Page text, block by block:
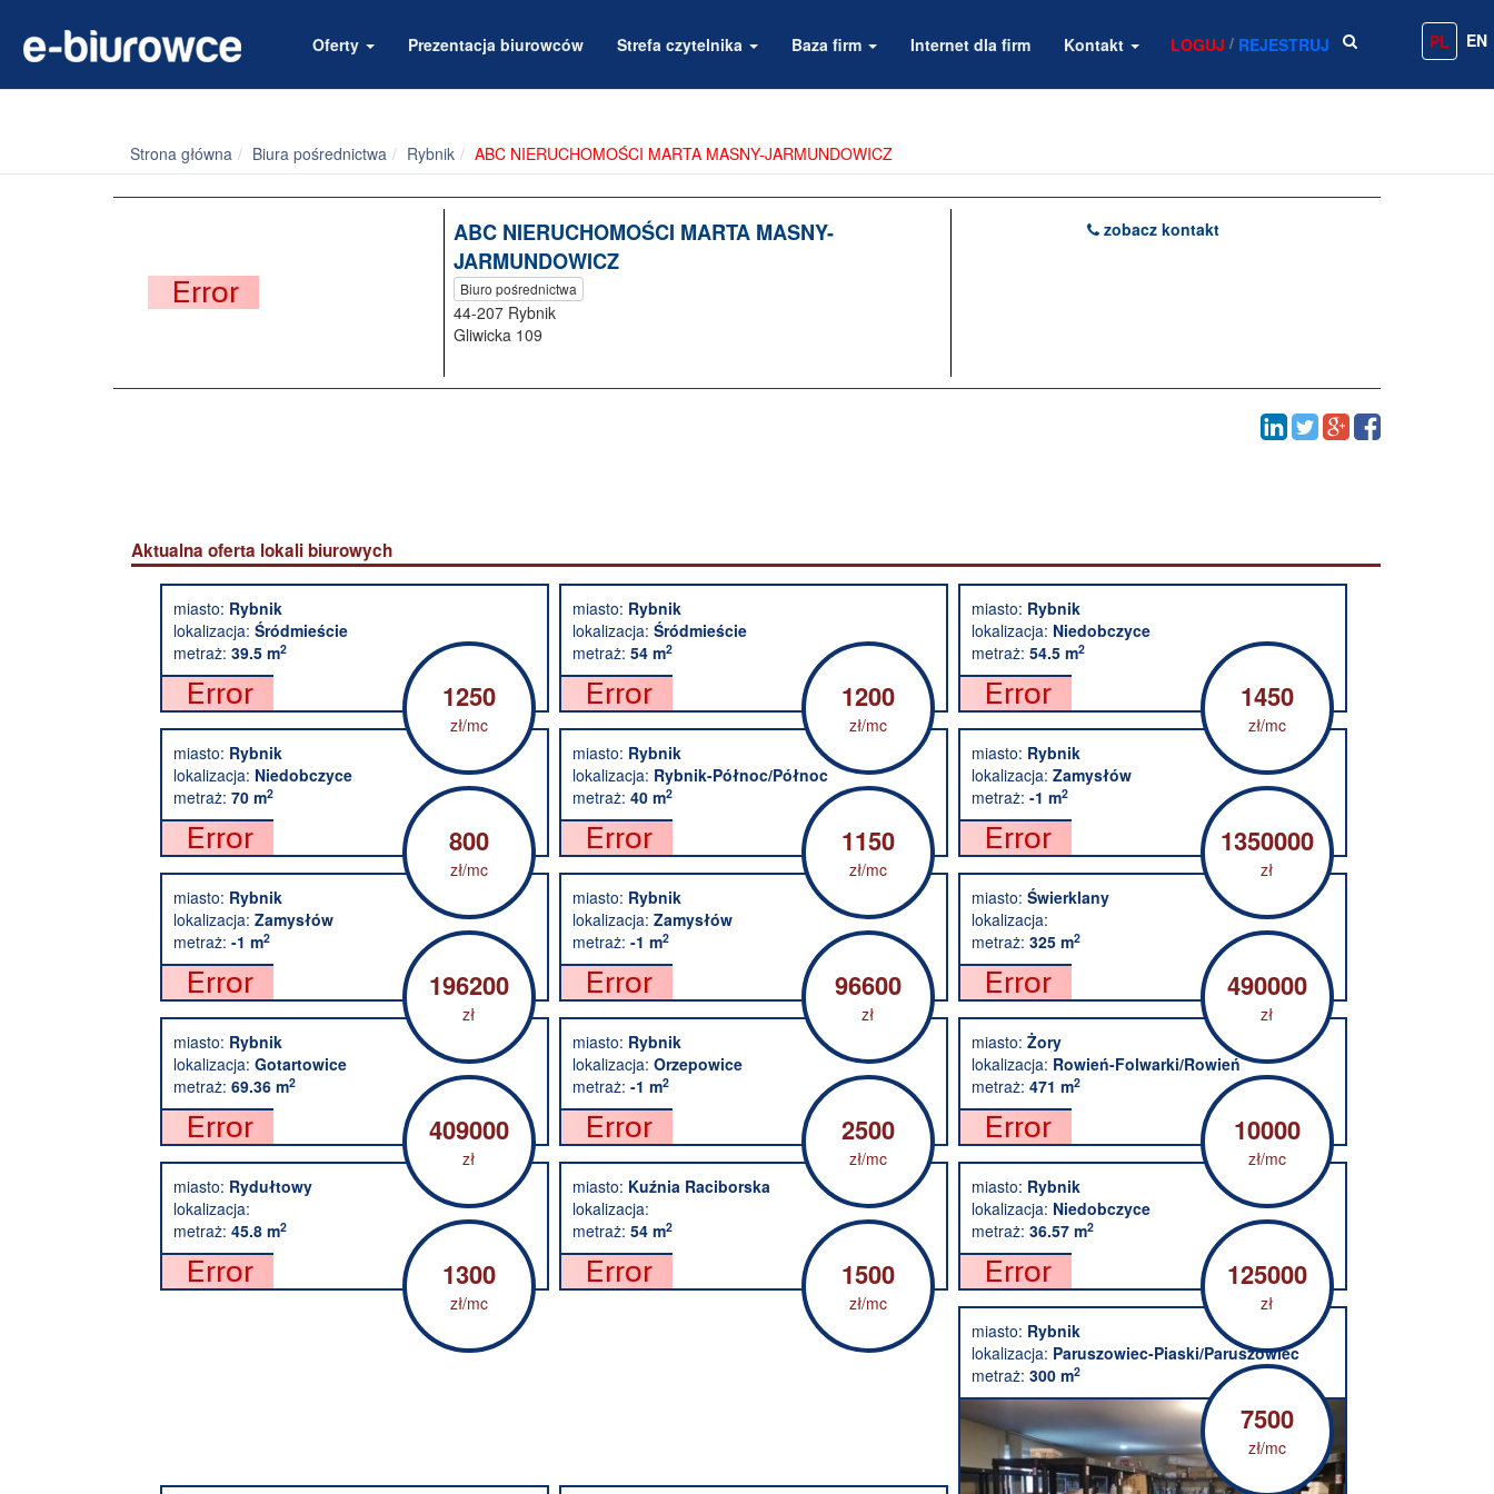
Oferty Prezentacja biurowców Strefa czytelnika Baza firm Internet dla firm Kontakt LOGUJ / REJESTRUJ PL EN
Strona główna Biura pośrednictwa Rybnik ABC NIERUCHOMOŚCI MARTA MASNY-JARMUNDOWICZ
ABC NIERUCHOMOŚCI MARTA MASNY-
JARMUNDOWICZ
Biuro pośrednictwa
44-207 Rybnik
Gliwicka 109
zobacz kontakt
Aktualna oferta lokali biurowych
miasto: Rybnik
lokalizacja: Śródmieście
metraż: 39.5 m2
1250
zł/mc
miasto: Rybnik
lokalizacja: Śródmieście
metraż: 54 m2
1200
zł/mc
miasto: Rybnik
lokalizacja: Niedobczyce
metraż: 54.5 m2
1450
zł/mc
miasto: Rybnik
lokalizacja: Niedobczyce
metraż: 70 m2
800
zł/mc
miasto: Rybnik
lokalizacja: Rybnik-Północ/Północ
metraż: 40 m2
1150
zł/mc
miasto: Rybnik
lokalizacja: Zamysłów
metraż: -1 m2
1350000
zł
miasto: Rybnik
lokalizacja: Zamysłów
metraż: -1 m2
196200
zł
miasto: Rybnik
lokalizacja: Zamysłów
metraż: -1 m2
96600
zł
miasto: Świerklany
lokalizacja:
metraż: 325 m2
490000
zł
miasto: Rybnik
lokalizacja: Gotartowice
metraż: 69.36 m2
409000
zł
miasto: Rybnik
lokalizacja: Orzepowice
metraż: -1 m2
2500
zł/mc
miasto: Żory
lokalizacja: Rowień-Folwarki/Rowień
metraż: 471 m2
10000
zł/mc
miasto: Rydułtowy
lokalizacja:
metraż: 45.8 m2
1300
zł/mc
miasto: Kuźnia Raciborska
lokalizacja:
metraż: 54 m2
1500
zł/mc
miasto: Rybnik
lokalizacja: Niedobczyce
metraż: 36.57 m2
125000
zł
miasto: Rybnik
lokalizacja: Paruszowiec-Piaski/Paruszowiec
metraż: 300 m2
7500
zł/mc